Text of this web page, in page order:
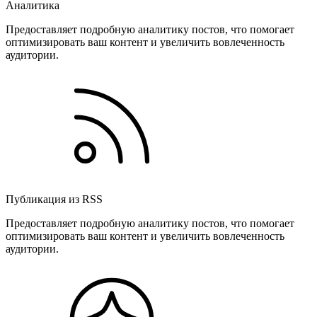
Аналитика
Предоставляет подробную аналитику постов, что помогает
оптимизировать ваш контент и увеличить вовлеченность
аудитории.
Публикация из RSS
Предоставляет подробную аналитику постов, что помогает
оптимизировать ваш контент и увеличить вовлеченность
аудитории.